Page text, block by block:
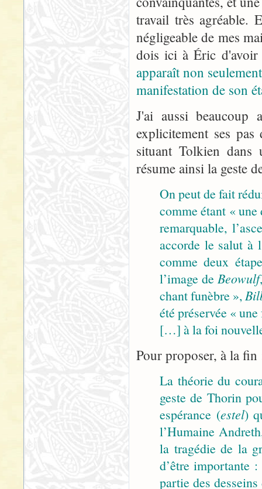
travail très agréable.
négligeable de mes
dois ici à Éric
apparaît non
manifestation de son
J'ai aussi
explicitement ses
situant Tolkien dans
résume ainsi la geste
On peut de fait
comme étant «
remarquable,
accorde le salut à
comme deux
l’image deBeowulf
chant funèbre »,
été préservée «
[…] à la foi
Pour proposer, à la fin
La théorie du
geste de Thorin
espérance (estel)
l’Humaine
la tragédie de la
d’être importante
partie des